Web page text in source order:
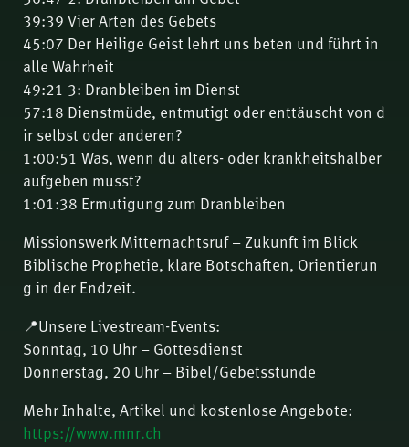
39:39 Vier Arten des Gebets
45:07 Der Heilige Geist lehrt uns beten und führt in
alle Wahrheit
49:21 3: Dranbleiben im Dienst
57:18 Dienstmüde, entmutigt oder enttäuscht von d
ir selbst oder anderen?
1:00:51 Was, wenn du alters- oder krankheitshalber
aufgeben musst?
1:01:38 Ermutigung zum Dranbleiben
Missionswerk Mitternachtsruf – Zukunft im Blick
Biblische Prophetie, klare Botschaften, Orientierun
g in der Endzeit.
📍Unsere Livestream-Events:
Sonntag, 10 Uhr – Gottesdienst
Donnerstag, 20 Uhr – Bibel/Gebetsstunde
Mehr Inhalte, Artikel und kostenlose Angebote:
https://www.mnr.ch